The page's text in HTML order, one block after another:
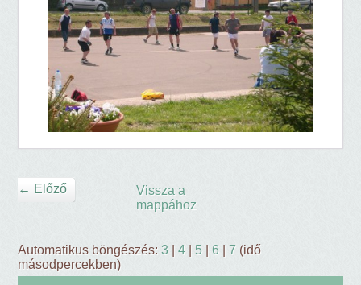
← Előző
Vissza a
mappához
Automatikus böngészés:3 |4 5 |6 |7 (idő
másodpercekben)